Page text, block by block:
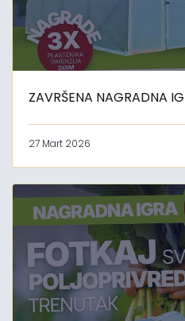
ZAVRŠENA NAGRADNA
27 Mart 2026